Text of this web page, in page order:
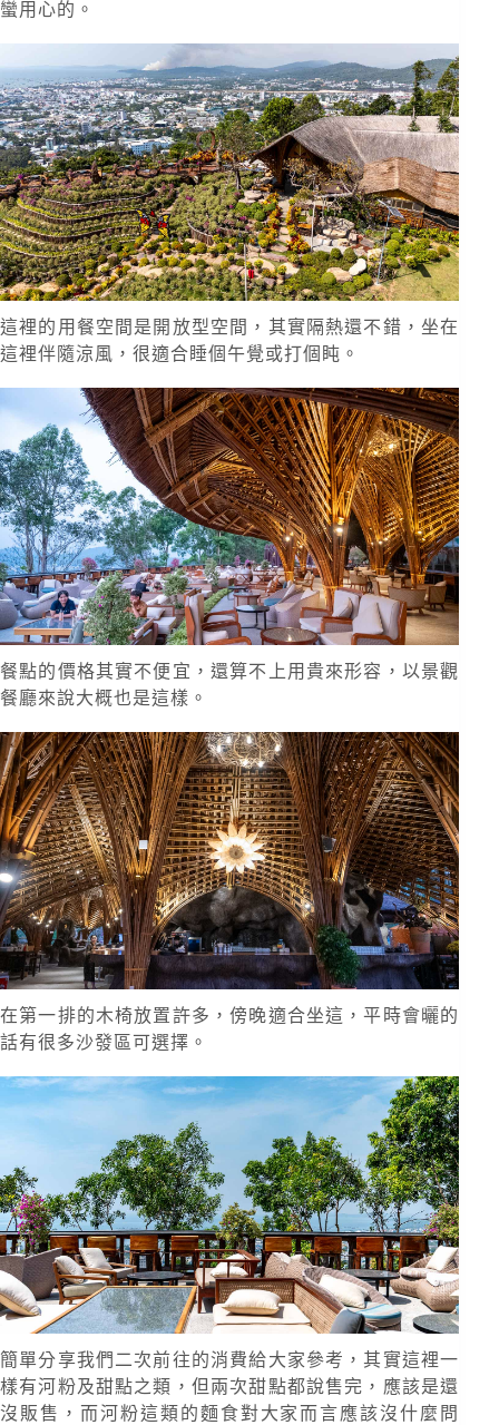
蠻用心的。
這裡的用餐空間是開放型空間，其實隔熱還不錯，坐在
這裡伴隨涼風，很適合睡個午覺或打個盹。
餐點的價格其實不便宜，還算不上用貴來形容，以景觀
餐廳來說大概也是這樣。
在第一排的木椅放置許多，傍晚適合坐這，平時會曬的
話有很多沙發區可選擇。
簡單分享我們二次前往的消費給大家參考，其實這裡一
樣有河粉及甜點之類，但兩次甜點都說售完，應該是還
沒販售，而河粉這類的麵食對大家而言應該沒什麼問